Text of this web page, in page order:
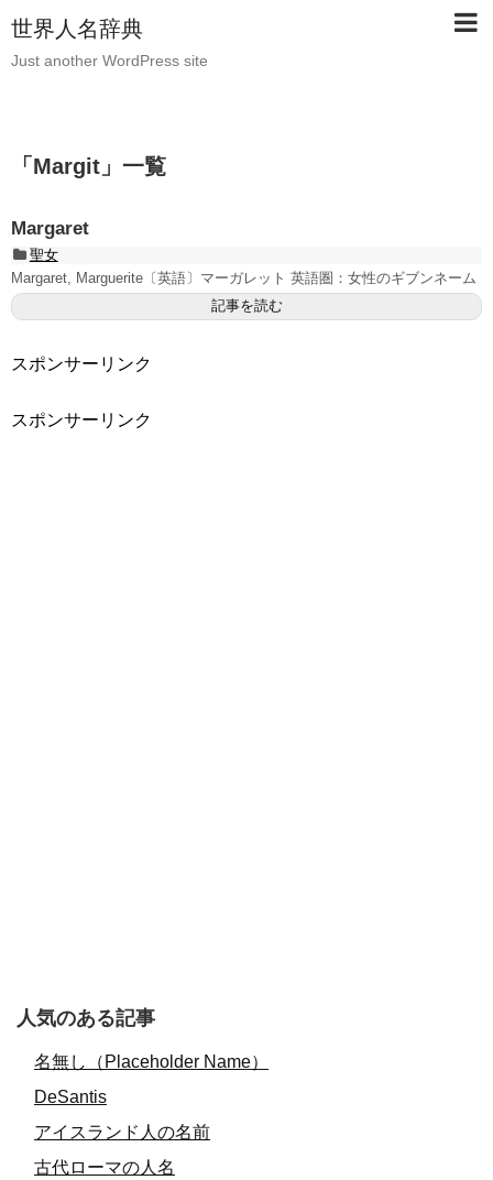
世界人名辞典
Just another WordPress site
「 Margit 」 一覧
Margaret
聖女
Margaret, Marguerite〔英語〕マーガレット 英語圏：女性のギブンネーム
記事を読む
スポンサーリンク
スポンサーリンク
人気のある記事
名無し（Placeholder Name）
DeSantis
アイスランド人の名前
古代ローマの人名